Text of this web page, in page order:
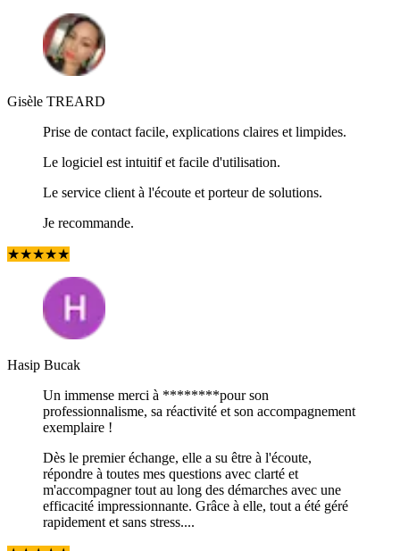
Gisèle TREARD
Prise de contact facile, explications claires et limpides.
Le logiciel est intuitif et facile d'utilisation.
Le service client à l'écoute et porteur de solutions.
Je recommande.
★★★★★
Hasip Bucak
Un immense merci à ********pour son
professionnalisme, sa réactivité et son accompagnement
exemplaire !
Dès le premier échange, elle a su être à l'écoute,
répondre à toutes mes questions avec clarté et
m'accompagner tout au long des démarches avec une
efficacité impressionnante. Grâce à elle, tout a été géré
rapidement et sans stress....